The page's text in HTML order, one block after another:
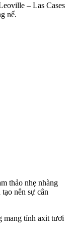
– Las Cases
nể.
thảo nhẹ nhàng
nên sự cân
mang tính axit tươi